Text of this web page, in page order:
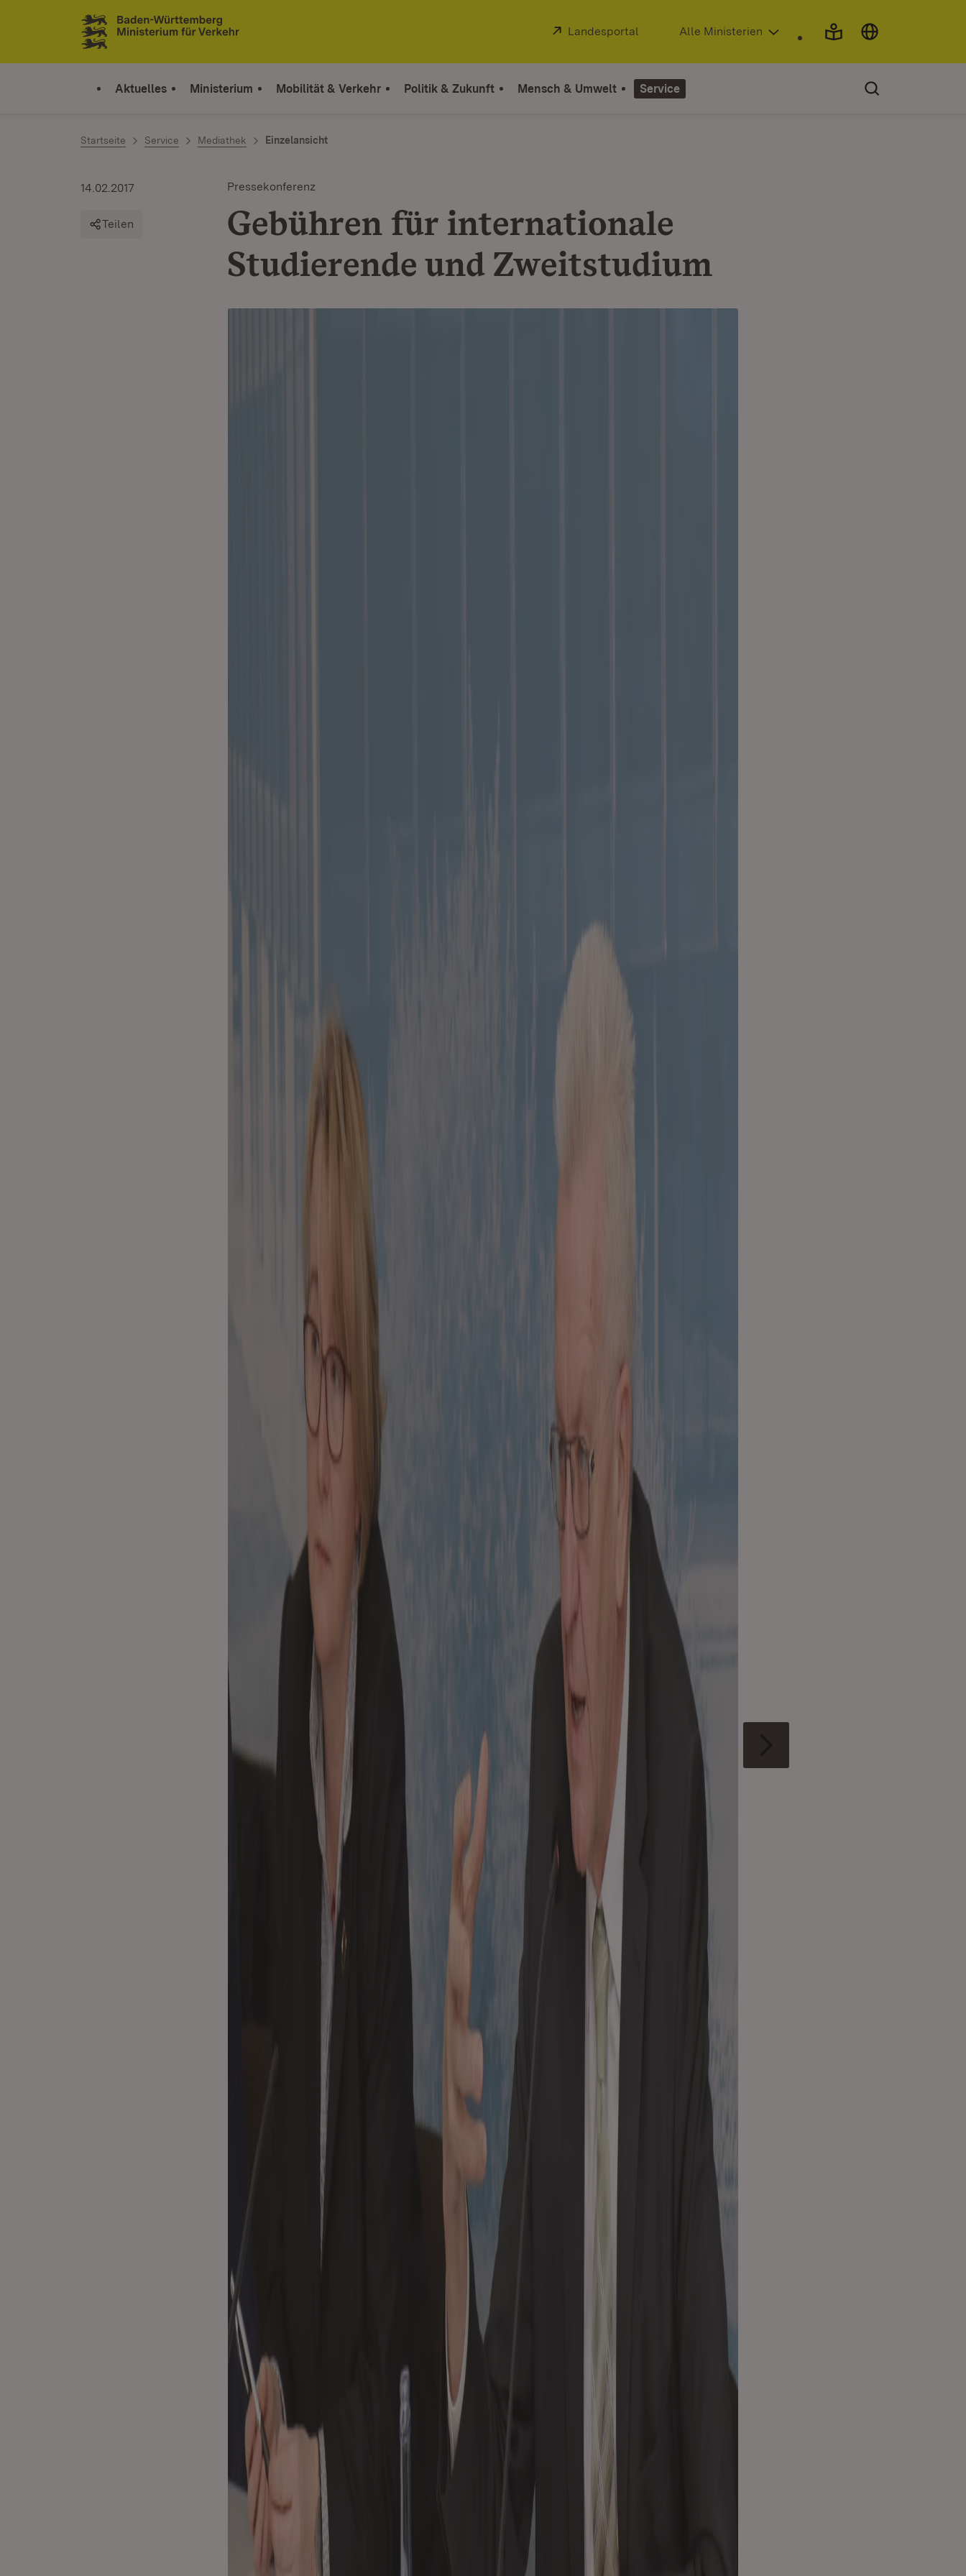
Zum Inhalt springen
Link zur Startseite
Extern:
Landesportal (Öffnet in neuem Fenster)
Alle Ministerien
Aktuelles Ministerium Mobilität & Verkehr Politik & Zukunft Mensch & Umwelt Service
Startseite Service Mediathek Einzelansicht
Pressekonferenz
Gebühren für internationale
Studierende und Zweitstudium
14.02.2017
Teilen